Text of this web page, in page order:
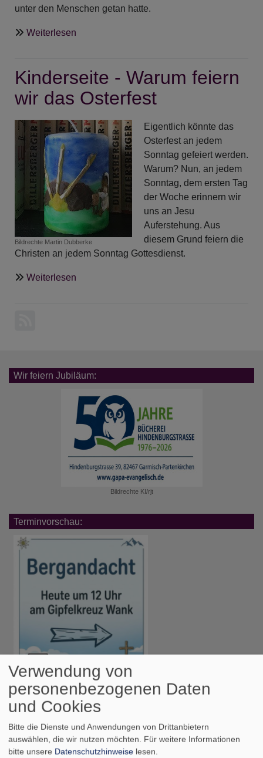
unter den Menschen getan hatte.
Weiterlesen
Wie
Ei
Osterei
wurde
Kinderseite - Warum feiern
wir das Osterfest
Bildrechte Martin Dubberke
Eigentlich könnte das
Osterfest an jedem
Sonntag gefeiert werden.
Warum? Nun, an jedem
Sonntag, dem ersten Tag
der Woche erinnern wir
uns an Jesu
Auferstehung. Aus
diesem Grund feiern die
Christen an jedem Sonntag Gottesdienst.
Weiterlesen
Osterfest
Wir feiern Jubiläum:
Bildrechte KI/rjt
Terminvorschau:
Sa, 8.8. 12 Uhr
Bergandacht auf dem Wankgipfel
Verwendung von
personenbezogenen Daten
und Cookies
Bitte die Dienste und Anwendungen von Drittanbietern
auswählen, die wir nutzen möchten. Für weitere Informationen
bitte unsere Datenschutzhinweise lesen.